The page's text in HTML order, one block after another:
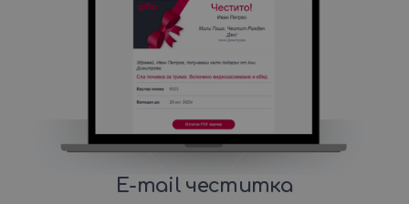
E-mail честитка